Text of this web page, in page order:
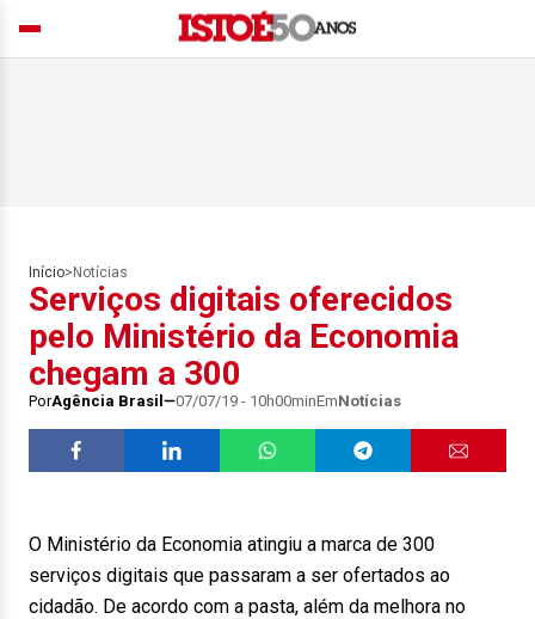
Início> Notícias
Serviços digitais oferecidos
pelo Ministério da Economia
chegam a 300
PorAgência Brasil 07/07/19 - 10h00minEmNotícias
O Ministério da Economia atingiu a marca de 300
serviços digitais que passaram a ser ofertados ao
cidadão. De acordo com a pasta, além da melhora no